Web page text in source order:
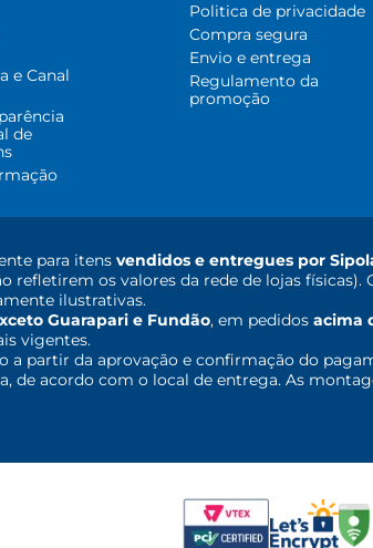
e Canal
de
Politica de privacidade
Compra segura
Envio e entrega
Regulamento da
promoção
para itens vendidos e entregues por
refletirem os valores da rede de lojas
ilustrativas.
Guarapari e Fundão, em pedidos acima
vigentes.
a partir da aprovação e confirmação do
acordo com o local de entrega. As